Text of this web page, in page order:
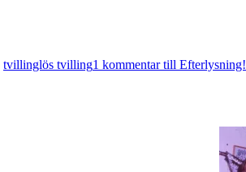
tvillinglös tvilling1 kommentartill Efterlysning!